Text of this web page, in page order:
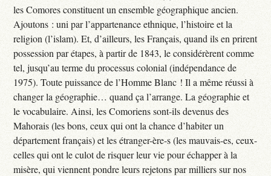
les Comores constituent un ensemble géographique ancien.
Ajoutons : uni par l’appartenance ethnique, l’histoire et la
religion (l’islam). Et, d’ailleurs, les Français, quand ils en prirent
possession par étapes, à partir de 1843, le considérèrent comme
tel, jusqu’au terme du processus colonial (indépendance de
1975). Toute puissance de l’Homme Blanc ! Il a même réussi à
changer la géographie… quand ça l’arrange. La géographie et
le vocabulaire. Ainsi, les Comoriens sont-ils devenus des
Mahorais (les bons, ceux qui ont la chance d’habiter un
département français) et les étranger-ère-s (les mauvais-es, ceux-
celles qui ont le culot de risquer leur vie pour échapper à la
misère, qui viennent pondre leurs rejetons par milliers sur nos